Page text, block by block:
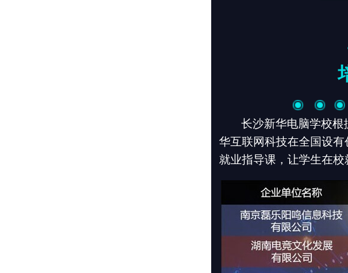
长沙新华电脑学校
华互联网科技在全国设
就业指导课，让学生在校